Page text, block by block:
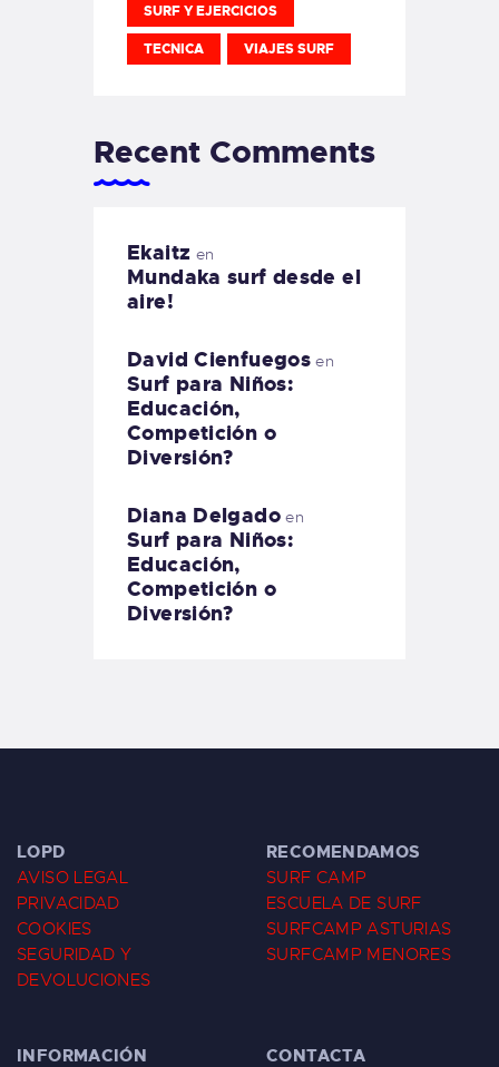
SURF Y EJERCICIOS
TECNICA VIAJES SURF
Recent Comments
Ekaitz en
Mundaka surf desde el
aire!
David Cienfuegos en
Surf para Niños:
Educación,
Competición o
Diversión?
Diana Delgadoen
Surf para Niños:
Educación,
Competición o
Diversión?
LOPD
AVISO LEGAL
PRIVACIDAD
COOKIES
SEGURIDAD Y
DEVOLUCIONES
RECOMENDAMOS
SURF CAMP
ESCUELA DE SURF
SURFCAMP ASTURIAS
SURFCAMP MENORES
INFORMACIÓN CONTACTA